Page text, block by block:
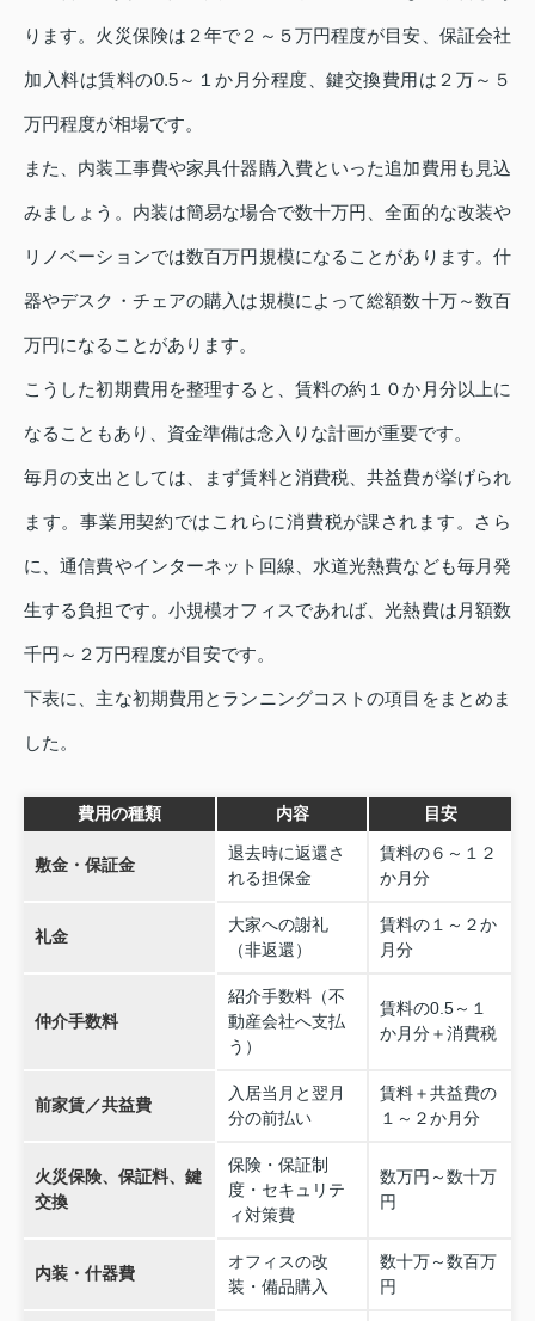
ります。火災保険は２年で２～５万円程度が目安、保証会社
加入料は賃料の0.5～１か月分程度、鍵交換費用は２万～５
万円程度が相場です。
また、内装工事費や家具什器購入費といった追加費用も見込
みましょう。内装は簡易な場合で数十万円、全面的な改装や
リノベーションでは数百万円規模になることがあります。什
器やデスク・チェアの購入は規模によって総額数十万～数百
万円になることがあります。
こうした初期費用を整理すると、賃料の約１０か月分以上に
なることもあり、資金準備は念入りな計画が重要です。
毎月の支出としては、まず賃料と消費税、共益費が挙げられ
ます。事業用契約ではこれらに消費税が課されます。さら
に、通信費やインターネット回線、水道光熱費なども毎月発
生する負担です。小規模オフィスであれば、光熱費は月額数
千円～２万円程度が目安です。
下表に、主な初期費用とランニングコストの項目をまとめま
した。
費用の種類 内容 目安
敷金・保証金
退去時に返還さ
れる担保金
賃料の６～１２
か月分
礼金
大家への謝礼
（非返還）
賃料の１～２か
月分
仲介手数料
紹介手数料（不
動産会社へ支払
う）
賃料の0.5～１
か月分＋消費税
前家賃／共益費
入居当月と翌月
分の前払い
賃料＋共益費の
１～２か月分
火災保険、保証料、鍵
交換
保険・保証制
度・セキュリテ
ィ対策費
数万円～数十万
円
内装・什器費
オフィスの改
装・備品購入
数十万～数百万
円